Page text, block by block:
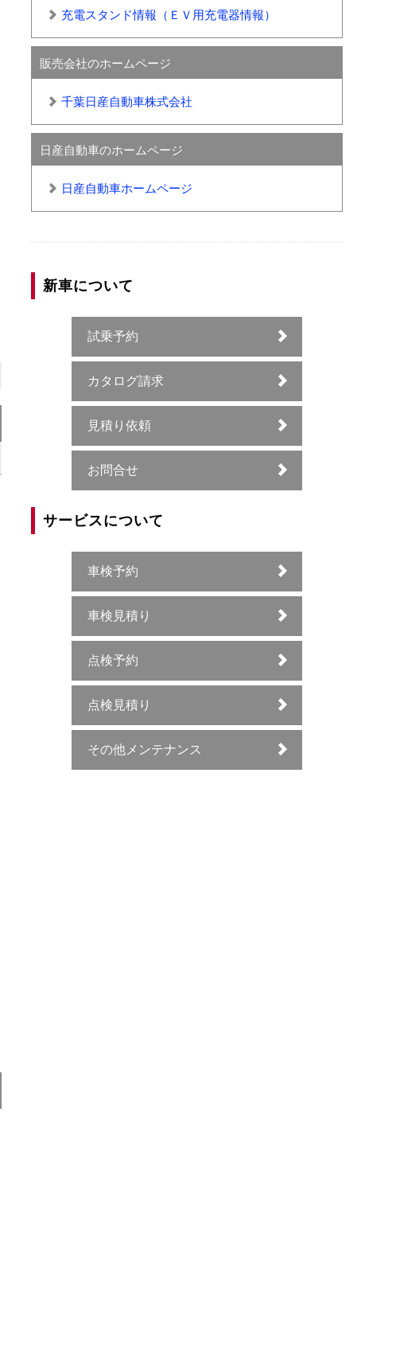
充電スタンド情報（ＥＶ用充電器情報）
販売会社のホームページ
千葉日産自動車株式会社
日産自動車のホームページ
日産自動車ホームページ
新車について
試乗予約
カタログ請求
見積り依頼
お問合せ
サービスについて
車検予約
車検見積り
点検予約
点検見積り
その他メンテナンス